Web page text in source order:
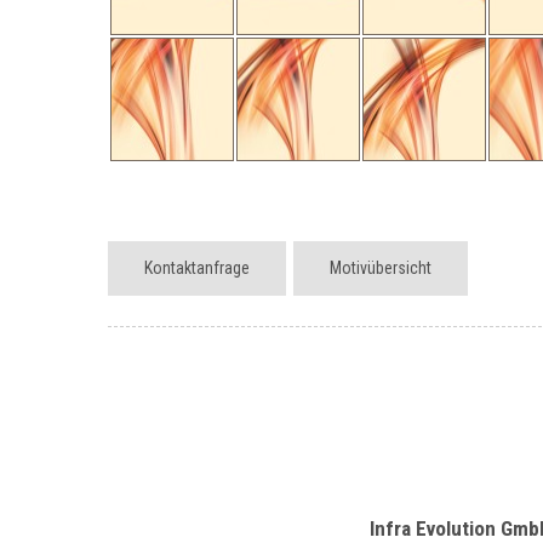
Kontaktanfrage Motivübersicht
Infra Evolution